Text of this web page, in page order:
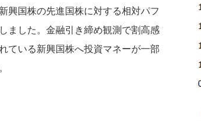
興国株の先進国株に対する相対パフ
ました。金融引き締め観測で割高感
ている新興国株へ投資マネーが一部